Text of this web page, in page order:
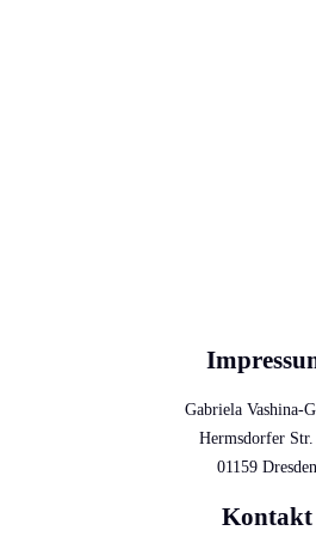
Gabriela Vashina-
Hermsdorfer
01159 Dresden
Kontakt